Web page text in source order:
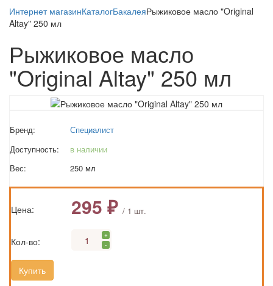
Интернет магазинКаталогБакалеяРыжиковое масло "Original
Altay" 250 мл
Рыжиковое масло
"Original Altay" 250 мл
Бренд:
Специалист
Доступность:
в наличии
Вес:
250 мл
Цена: 295 ₽ / 1 шт.
Кол-во:
+
-
Купить